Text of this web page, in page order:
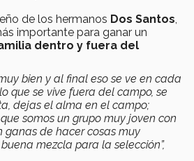
de los hermanos Dos Santos
importante para ganar un
dentro y fuera del
bien y al final eso se ve en cada
que se vive fuera del campo, se
dejas el alma en el campo;
somos un grupo muy joven con
ganas de hacer cosas muy
mezcla para la selección”,